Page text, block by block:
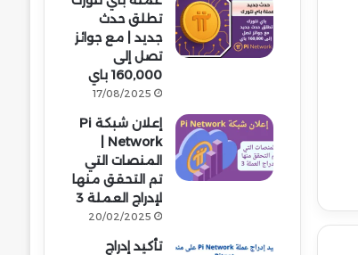
تطلق حدث
جديد | مع جوائز
تصل إلى
160,000 باي
17/08/2025
إعلان شبكة Pi
المنصات التي
تم التحقق منها
لإدراج العملة 3
20/02/2025
تأكيد إدراج